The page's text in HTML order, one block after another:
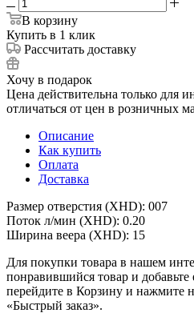
В корзину
Купить в 1 клик
Рассчитать доставку
Хочу в подарок
Цена действительна только для
отличаться от цен в розничных
Описание
Как купить
Оплата
Доставка
Размер отверстия (XHD): 007
Поток л/мин (XHD): 0.20
Ширина веера (XHD): 15
Для покупки товара в нашем
понравившийся товар и добавьте
перейдите в Корзину и нажмите
«Быстрый заказ».